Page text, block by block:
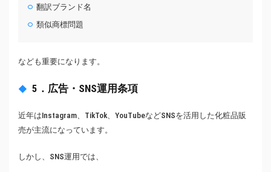
翻訳ブランド名
類似商標問題
なども重要になります。
5．広告・SNS運用条項
近年はInstagram、TikTok、YouTubeなどSNSを活用した化粧品販
売が主流になっています。
しかし、SNS運用では、